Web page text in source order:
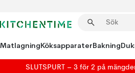
MatlagningKöksapparaterBakning
SLUTSPURT – 3 för 2 på